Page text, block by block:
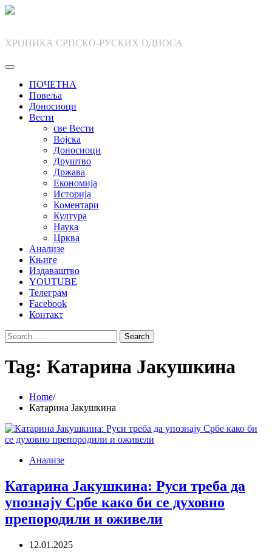
Skip
ХРОНИКА СРПСКО-РУСКИХ ОДНОСА
ПОЧЕТНА
Повеља
Доносиоци
Вести
све Вести
Војска
Доносиоци
Друштво
Држава
Економија
Историја
Коментари
Култура
Наука
Црква
Анализе
Књиге
Издаваштво
YOUTUBE
Телеграм
Facebook
Контакт
Search
for:
Tag: Катарина Јакушкина
Home
Катарина Јакушкина
Анализе
Катарина Јакушкина: Руси треба да
упознају Србе како би се духовно
препородили и оживели
12.01.2025